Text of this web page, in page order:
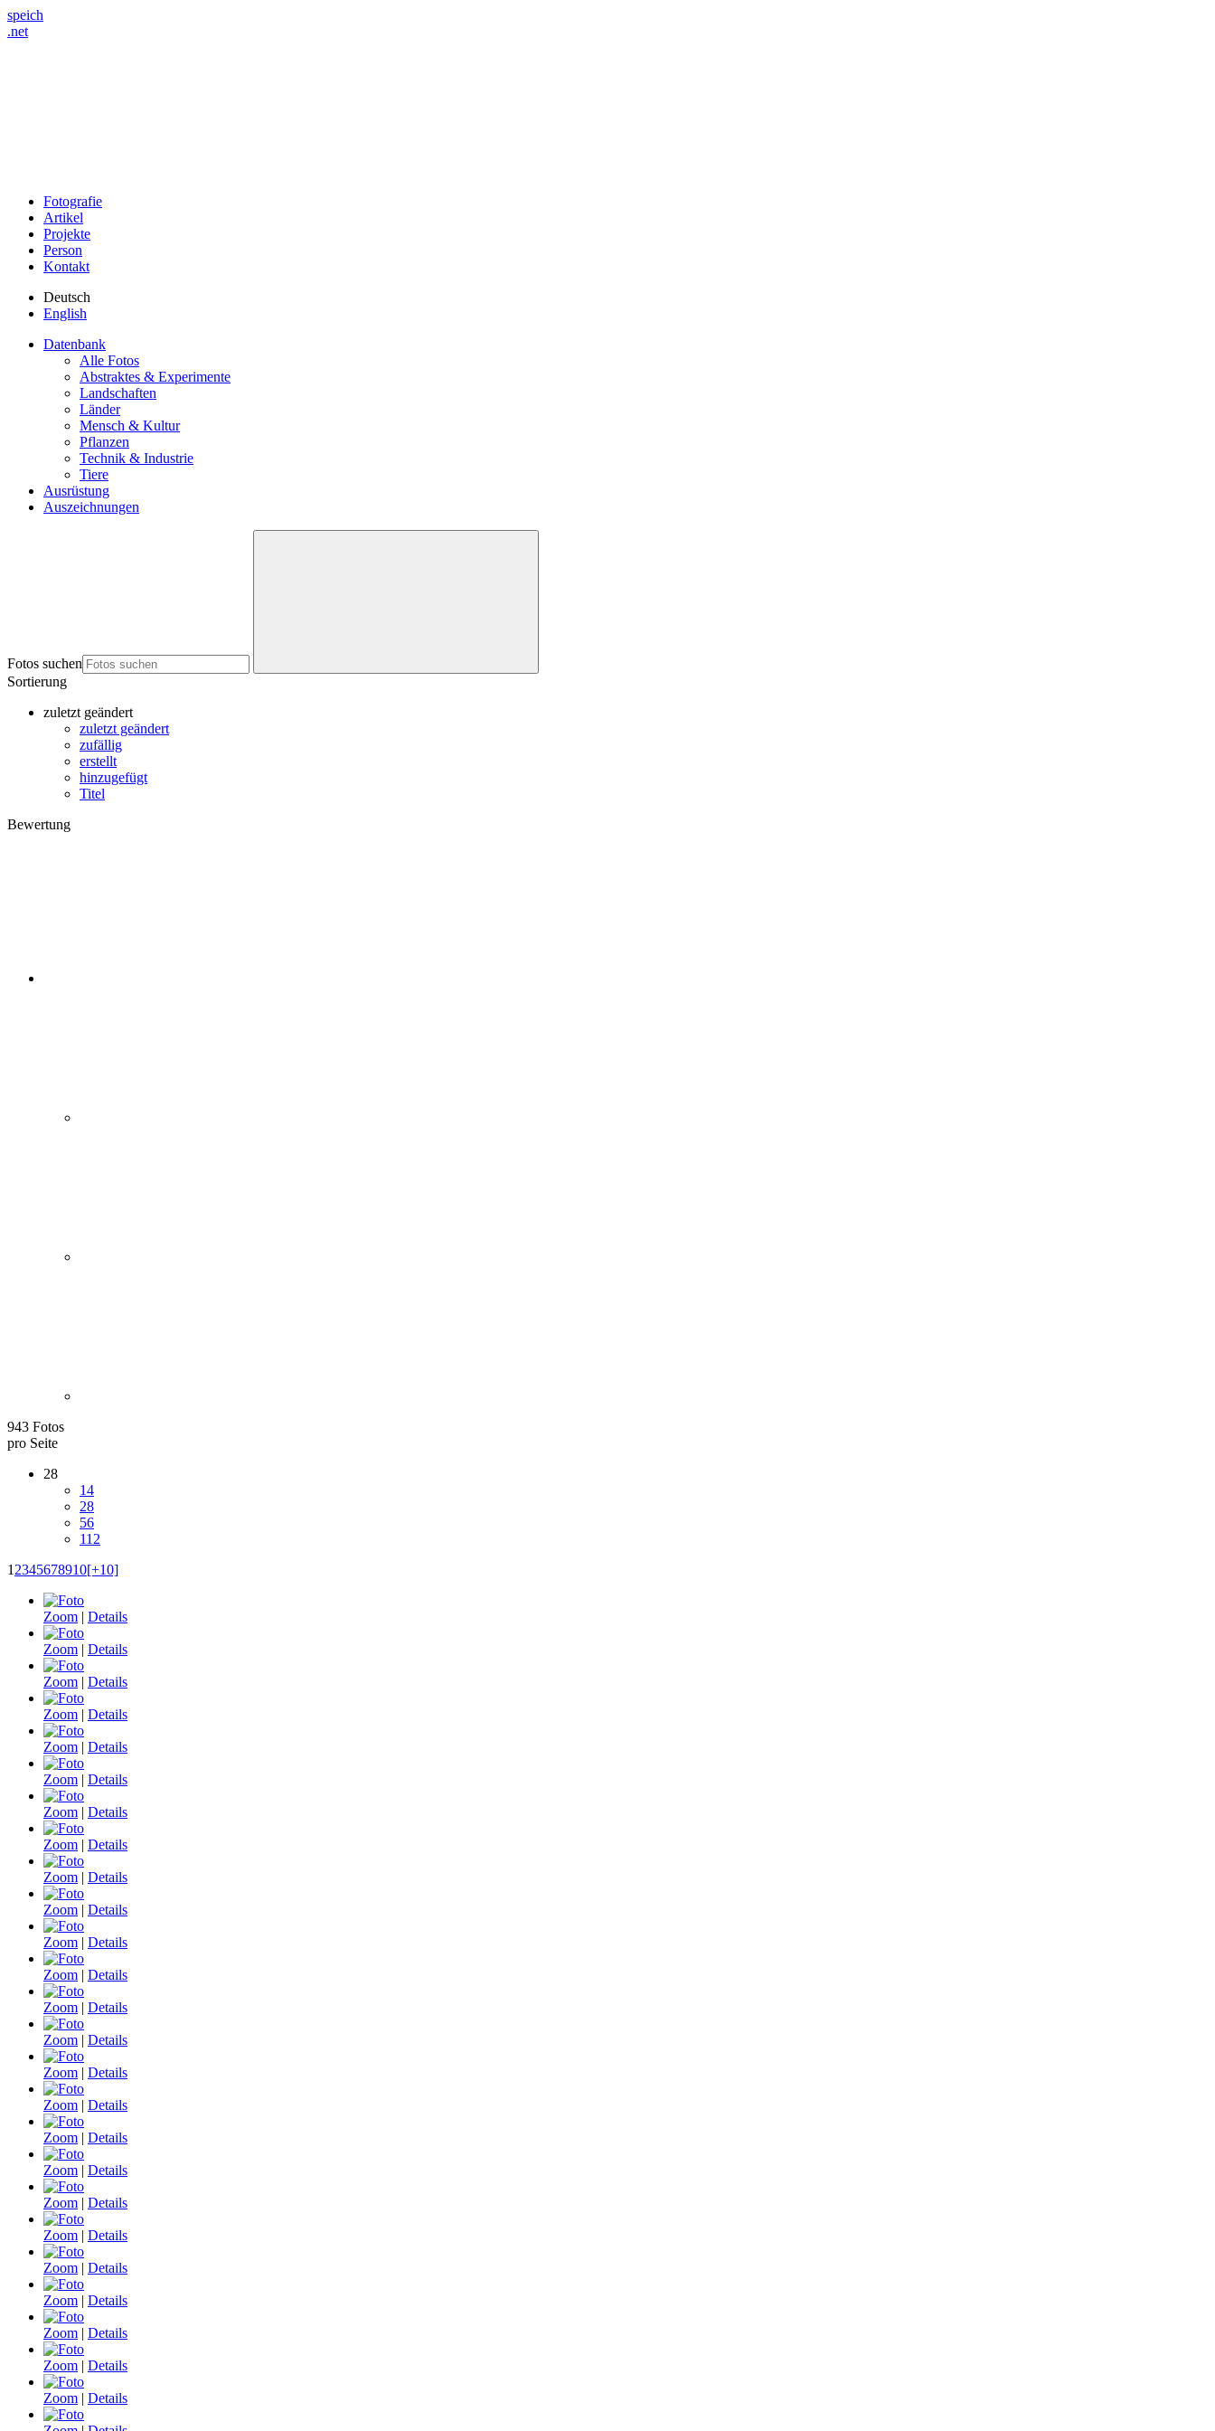
speich
.net
Fotografie
Artikel
Projekte
Person
Kontakt
Deutsch
English
Datenbank
Alle Fotos
Abstraktes & Experimente
Landschaften
Länder
Mensch & Kultur
Pflanzen
Technik & Industrie
Tiere
Ausrüstung
Auszeichnungen
Fotos suchen
Sortierung
zuletzt geändert
zuletzt geändert
zufällig
erstellt
hinzugefügt
Titel
Bewertung
943 Fotos
pro Seite
28
14
28
56
112
1 2345678910[+10]
Zoom | Details
Zoom | Details
Zoom | Details
Zoom | Details
Zoom | Details
Zoom | Details
Zoom | Details
Zoom | Details
Zoom | Details
Zoom | Details
Zoom | Details
Zoom | Details
Zoom | Details
Zoom | Details
Zoom | Details
Zoom | Details
Zoom | Details
Zoom | Details
Zoom | Details
Zoom | Details
Zoom | Details
Zoom | Details
Zoom | Details
Zoom | Details
Zoom | Details